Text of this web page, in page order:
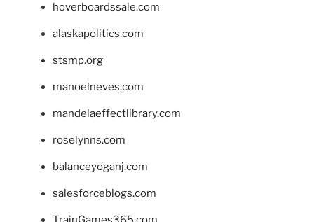
hoverboardssale.com
alaskapolitics.com
stsmp.org
manoelneves.com
mandelaeffectlibrary.com
roselynns.com
balanceyoganj.com
salesforceblogs.com